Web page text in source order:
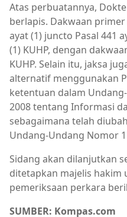
Atas perbuatannya,
berlapis. Dakwaan
ayat (1) juncto Pasal 441
(1) KUHP, dengan
KUHP. Selain itu, jaksa
alternatif menggunakan
ketentuan dalam
2008 tentang Informasi
sebagaimana telah
Undang-Undang Nomor
Sidang akan dilanjutkan
ditetapkan majelis hakim
pemeriksaan perkara
SUMBER: Kompas.com